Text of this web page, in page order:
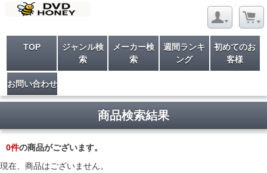
TOP
ジャンル検
索
メーカー検
索
週間ランキ
ング
初めてのお
客様
お問い合わせ
商品検索結果
0件の商品がございます。
現在、商品はございません。